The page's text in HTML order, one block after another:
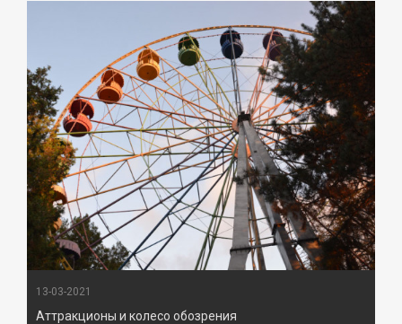
13-03-2021
Аттракционы и колесо обозрения